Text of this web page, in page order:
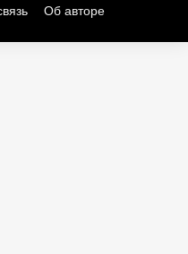
Об авторе